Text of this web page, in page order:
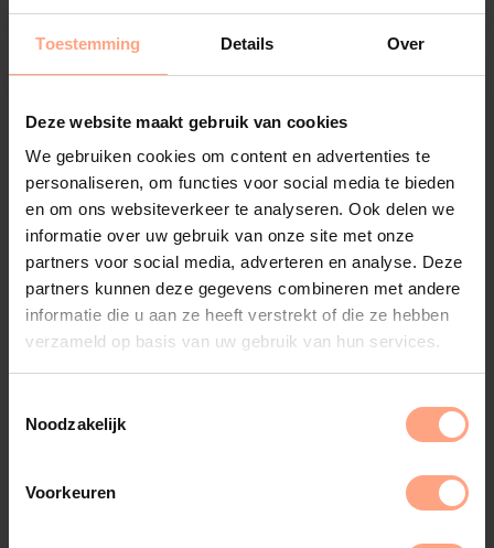
Toestemming Details Over
Deze website maakt gebruik van cookies
We gebruiken cookies om content en advertenties te
personaliseren, om functies voor social media te bieden
en om ons websiteverkeer te analyseren. Ook delen we
informatie over uw gebruik van onze site met onze
partners voor social media, adverteren en analyse. Deze
partners kunnen deze gegevens combineren met andere
informatie die u aan ze heeft verstrekt of die ze hebben
verzameld op basis van uw gebruik van hun services.
Noodzakelijk
Voorkeuren